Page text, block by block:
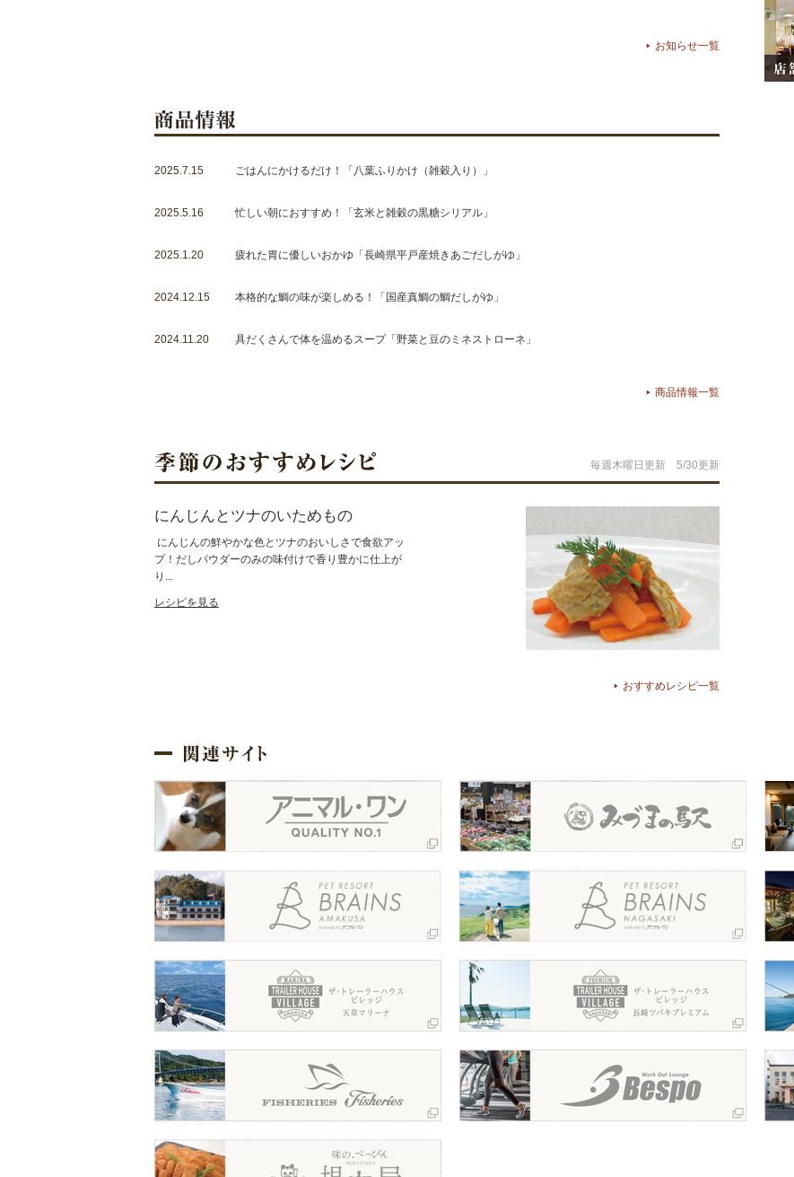
お知らせ一覧
2025.7.15 ごはんにかけるだけ！「八葉ふりかけ（雑穀入り）」
2025.5.16 忙しい朝におすすめ！「玄米と雑穀の黒糖シリアル」
2025.1.20 疲れた胃に優しいおかゆ「長崎県平戸産焼きあごだしがゆ」
2024.12.15 本格的な鯛の味が楽しめる！「国産真鯛の鯛だしがゆ」
2024.11.20 具だくさんで体を温めるスープ「野菜と豆のミネストローネ」
商品情報一覧
毎週木曜日更新 5/30更新
にんじんとツナのいためもの
にんじんの鮮やかな色とツナのおいしさで食欲アッ
プ！だしパウダーのみの味付けで香り豊かに仕上が
り...
レシピを見る
おすすめレシピ一覧